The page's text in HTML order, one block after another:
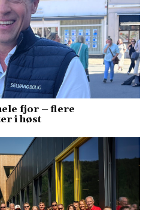
fjor – flere
i høst